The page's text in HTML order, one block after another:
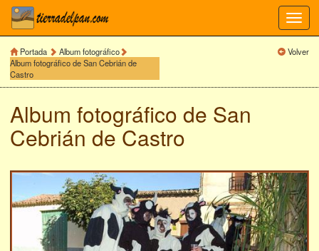
Portada
Album fotográfico
Album fotográfico de San Cebrián de
Castro
Volver
Album fotográfico de San
Cebrián de Castro